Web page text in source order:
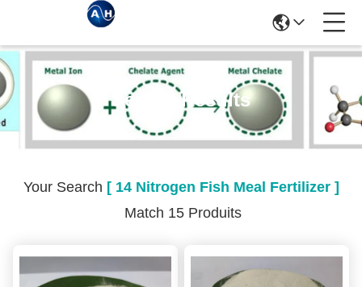
Search Results
Your Search [ 14 Nitrogen Fish Meal Fertilizer ]
Match 15 Produits